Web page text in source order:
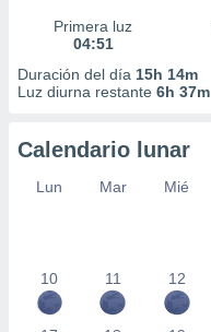
Primera luz
04:51
Duración del día 15h 14m
Luz diurna restante 6h 37m
Calendario lunar
Lun Mar Mié
10 11 12